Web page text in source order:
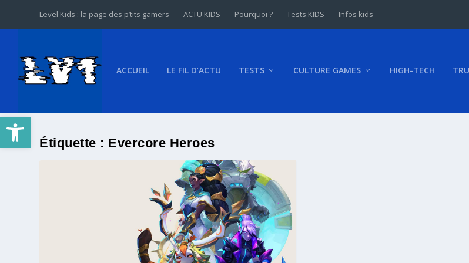
Ouvrir la barre d’outils
Level Kids : la page des p’tits gamers ACTU KIDS Pourquoi ? Tests KIDS Infos kids
ACCUEIL LE FIL D’ACTU TESTS CULTURE GAMES HIGH-TECH
Étiquette : Evercore Heroes